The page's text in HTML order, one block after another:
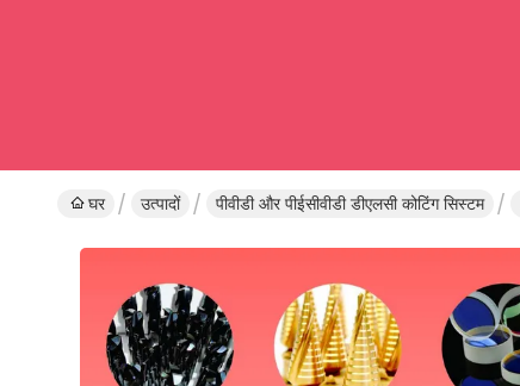
घर उत्पादों पीवीडी और पीईसीवीडी डीएलसी कोटिंग सिस्टम